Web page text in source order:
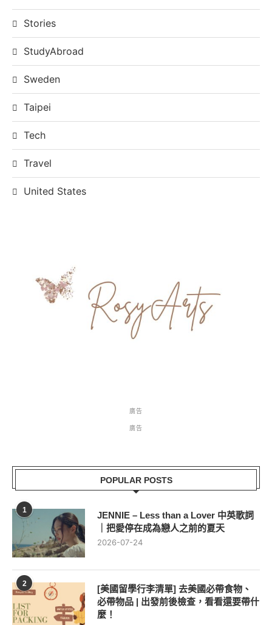
Stories
StudyAbroad
Sweden
Taipei
Tech
Travel
United States
廣告
廣告
POPULAR POSTS
1
JENNIE – Less than a Lover 中英歌詞
｜把愛停在成為戀人之前的夏天
2026-07-24
2
[美國留學行李清單] 去美國必帶食物、
必帶物品 | 出發前後檢查，看看還要帶什
麼！